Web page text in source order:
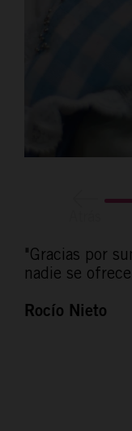
"Gracias por
nadie se
Rocío Nieto